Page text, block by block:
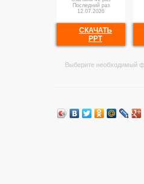
Последний раз
12.07.2026
СКАЧАТЬ
PPT
Выберите необходимый